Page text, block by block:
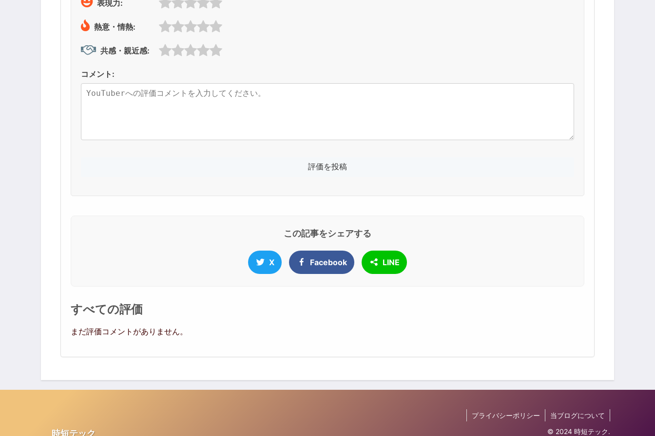
表現力:
熱意・情熱:
共感・親近感:
コメント:
この記事をシェアする
X Facebook LINE
すべての評価
まだ評価コメントがありません。
時短テック
プライバシーポリシー
当ブログについて
© 2024 時短テック.